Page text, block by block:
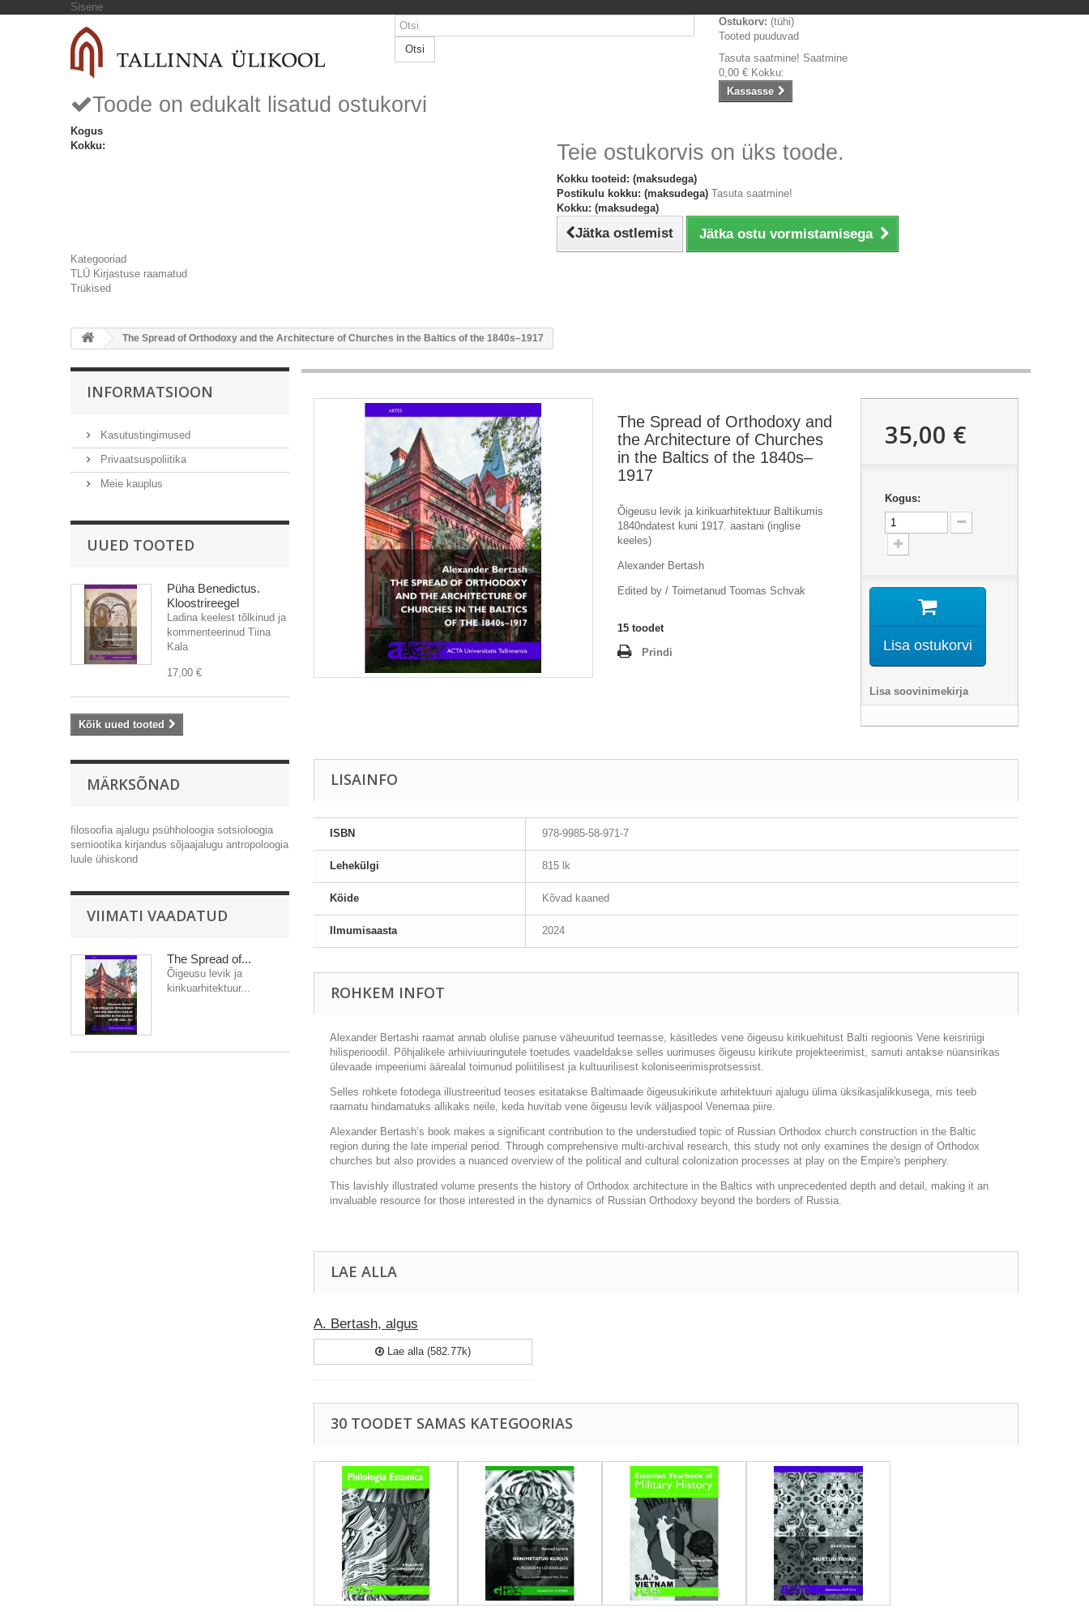
Sisene
Otsi
Ostukorv: (tühi)
Tooted puuduvad
Tasuta saatmine! Saatmine
0,00 € Kokku:
Kassasse
Toode on edukalt lisatud ostukorvi
Kogus
Kokku:
Teie ostukorvis on üks toode.
Kokku tooteid: (maksudega)
Postikulu kokku: (maksudega) Tasuta saatmine!
Kokku: (maksudega)
Jätka ostlemist Jätka ostu vormistamisega
Kategooriad
TLÜ Kirjastuse raamatud
Trükised
The Spread of Orthodoxy and the Architecture of Churches in the Baltics of the 1840s–1917
INFORMATSIOON
Kasutustingimused
Privaatsuspoliitika
Meie kauplus
UUED TOOTED
Püha Benedictus.
Kloostrireegel
Ladina keelest tõlkinud ja
kommenteerinud Tiina
Kala
17,00 €
Kõik uued tooted
MÄRKSÕNAD
filosoofia ajalugu psühholoogia sotsioloogia
semiootika kirjandus sõjaajalugu antropoloogia
luule ühiskond
VIIMATI VAADATUD
The Spread of...
Õigeusu levik ja
kirikuarhitektuur...
The Spread of Orthodoxy and
the Architecture of Churches
in the Baltics of the 1840s–
1917
Õigeusu levik ja kirikuarhitektuur Baltikumis
1840ndatest kuni 1917. aastani (inglise
keeles)
Alexander Bertash
Edited by / Toimetanud Toomas Schvak
15 toodet
Prindi
35,00 €
Kogus:
Lisa ostukorvi
Lisa soovinimekirja
LISAINFO
ISBN 978-9985-58-971-7
Lehekülgi 815 lk
Köide Kõvad kaaned
Ilmumisaasta 2024
ROHKEM INFOT
Alexander Bertashi raamat annab olulise panuse väheuuritud teemasse, käsitledes vene õigeusu kirikuehitust Balti regioonis Vene keisririigi
hilisperioodil. Põhjalikele arhiiviuuringutele toetudes vaadeldakse selles uurimuses õigeusu kirikute projekteerimist, samuti antakse nüansirikas
ülevaade impeeriumi äärealal toimunud poliitilisest ja kultuurilisest koloniseerimisprotsessist.
Selles rohkete fotodega illustreeritud teoses esitatakse Baltimaade õigeusukirikute arhitektuuri ajalugu ülima üksikasjalikkusega, mis teeb
raamatu hindamatuks allikaks neile, keda huvitab vene õigeusu levik väljaspool Venemaa piire.
Alexander Bertash’s book makes a significant contribution to the understudied topic of Russian Orthodox church construction in the Baltic
region during the late imperial period. Through comprehensive multi-archival research, this study not only examines the design of Orthodox
churches but also provides a nuanced overview of the political and cultural colonization processes at play on the Empire's periphery.
This lavishly illustrated volume presents the history of Orthodox architecture in the Baltics with unprecedented depth and detail, making it an
invaluable resource for those interested in the dynamics of Russian Orthodoxy beyond the borders of Russia.
LAE ALLA
A. Bertash, algus
Lae alla (582.77k)
30 TOODET SAMAS KATEGOORIAS